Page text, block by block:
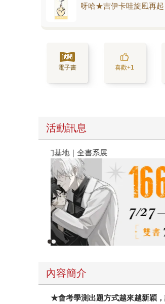
呀哈★吉伊卡哇旋風再
電子書 喜歡+1
活動訊息
春光ｘ奇幻基地｜全書系展
內容簡介
★會考學測出題方式越來越新穎